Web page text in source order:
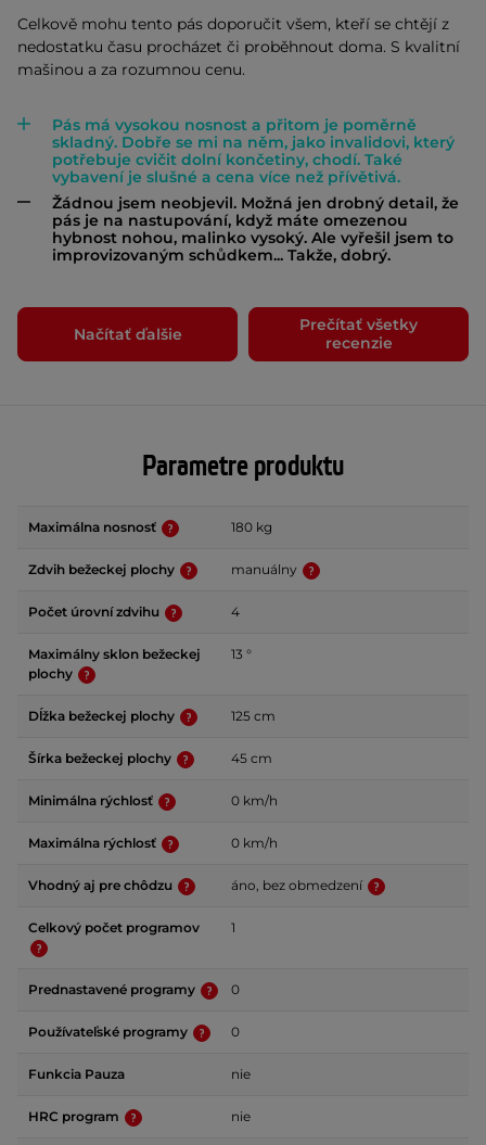
Celkově mohu tento pás doporučit všem, kteří se chtějí z
nedostatku času procházet či proběhnout doma. S kvalitní
mašinou a za rozumnou cenu.
Pás má vysokou nosnost a přitom je poměrně
skladný. Dobře se mi na něm, jako invalidovi, který
potřebuje cvičit dolní končetiny, chodí. Také
vybavení je slušné a cena více než přívětivá.
Žádnou jsem neobjevil. Možná jen drobný detail, že
pás je na nastupování, když máte omezenou
hybnost nohou, malinko vysoký. Ale vyřešil jsem to
improvizovaným schůdkem... Takže, dobrý.
Načítať ďalšie
Prečítať všetky
recenzie
Parametre produktu
Maximálna nosnosť 180 kg
Zdvih bežeckej plochy manuálny
Počet úrovní zdvihu 4
Maximálny sklon bežeckej
plochy
13 °
Dĺžka bežeckej plochy 125 cm
Šírka bežeckej plochy 45 cm
Minimálna rýchlosť 0 km/h
Maximálna rýchlosť 0 km/h
Vhodný aj pre chôdzu áno, bez obmedzení
Celkový počet programov 1
Prednastavené programy 0
Používateľské programy 0
Funkcia Pauza nie
HRC program nie